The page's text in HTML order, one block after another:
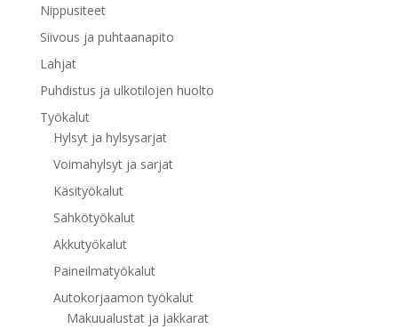
Nippusiteet
Siivous ja puhtaanapito
Lahjat
Puhdistus ja ulkotilojen huolto
Työkalut
Hylsyt ja hylsysarjat
Voimahylsyt ja sarjat
Käsityökalut
Sähkötyökalut
Akkutyökalut
Paineilmatyökalut
Autokorjaamon työkalut
Makuualustat ja jakkarat